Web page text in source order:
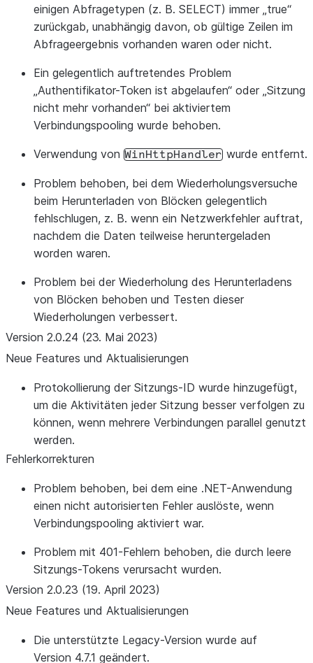
einigen Abfragetypen (z. B. SELECT) immer „true“
zurückgab, unabhängig davon, ob gültige Zeilen im
Abfrageergebnis vorhanden waren oder nicht.
Ein gelegentlich auftretendes Problem
„Authentifikator-Token ist abgelaufen“ oder „Sitzung
nicht mehr vorhanden“ bei aktiviertem
Verbindungspooling wurde behoben.
Verwendung von WinHttpHandler wurde entfernt.
Problem behoben, bei dem Wiederholungsversuche
beim Herunterladen von Blöcken gelegentlich
fehlschlugen, z. B. wenn ein Netzwerkfehler auftrat,
nachdem die Daten teilweise heruntergeladen
worden waren.
Problem bei der Wiederholung des Herunterladens
von Blöcken behoben und Testen dieser
Wiederholungen verbessert.
Version 2.0.24 (23. Mai 2023)
Neue Features und Aktualisierungen
Protokollierung der Sitzungs-ID wurde hinzugefügt,
um die Aktivitäten jeder Sitzung besser verfolgen zu
können, wenn mehrere Verbindungen parallel genutzt
werden.
Fehlerkorrekturen
Problem behoben, bei dem eine .NET-Anwendung
einen nicht autorisierten Fehler auslöste, wenn
Verbindungspooling aktiviert war.
Problem mit 401-Fehlern behoben, die durch leere
Sitzungs-Tokens verursacht wurden.
Version 2.0.23 (19. April 2023)
Neue Features und Aktualisierungen
Die unterstützte Legacy-Version wurde auf
Version 4.7.1 geändert.